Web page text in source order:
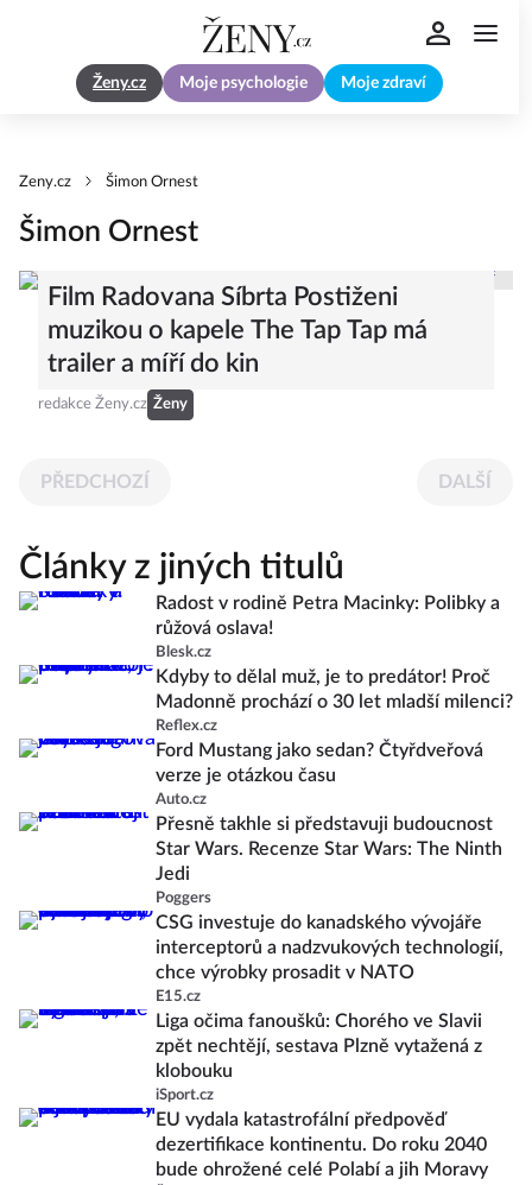
Ženy.cz Moje psychologie Moje zdraví
Zeny.cz Šimon Ornest
Šimon Ornest
Film Radovana Síbrta Postiženi
muzikou o kapele The Tap Tap má
trailer a míří do kin
redakce Ženy.cz Ženy
PŘEDCHOZÍ DALŠÍ
Články z jiných titulů
Radost v rodině Petra Macinky: Polibky a
růžová oslava!
Blesk.cz
Kdyby to dělal muž, je to predátor! Proč
Madonně prochází o 30 let mladší milenci?
Reflex.cz
Ford Mustang jako sedan? Čtyřdveřová
verze je otázkou času
Auto.cz
Přesně takhle si představuji budoucnost
Star Wars. Recenze Star Wars: The Ninth
Jedi
Poggers
CSG investuje do kanadského vývojáře
interceptorů a nadzvukových technologií,
chce výrobky prosadit v NATO
E15.cz
Liga očima fanoušků: Chorého ve Slavii
zpět nechtějí, sestava Plzně vytažená z
klobouku
iSport.cz
EU vydala katastrofální předpověď
dezertifikace kontinentu. Do roku 2040
bude ohrožené celé Polabí a jih Moravy